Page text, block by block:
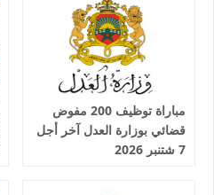
مباراة توظيف 200 مفوض
قضائي بوزارة العدل آخر أجل
7 شتنبر 2026